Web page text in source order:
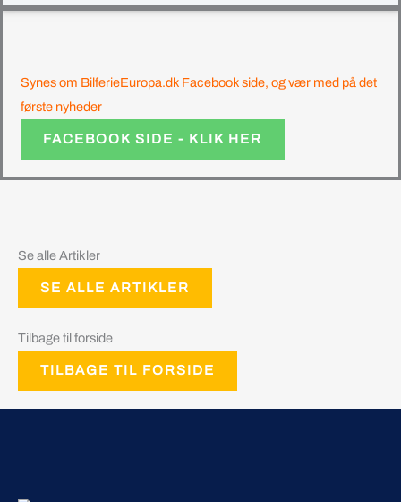
Synes om BilferieEuropa.dk Facebook side, og vær med på det
første nyheder
FACEBOOK SIDE - KLIK HER
Se alle Artikler
SE ALLE ARTIKLER
Tilbage til forside
TILBAGE TIL FORSIDE